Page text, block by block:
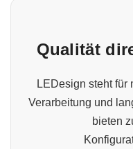
Qualität
LEDesign steht für
Verarbeitung und
bieten